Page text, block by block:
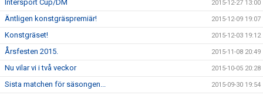
Intersport Cup/DM 2015-12-27 13:00
Äntligen konstgräspremiär! 2015-12-09 19:07
Konstgräset! 2015-12-03 19:12
Årsfesten 2015. 2015-11-08 20:49
Nu vilar vi i två veckor 2015-10-05 20:28
Sista matchen för säsongen... 2015-09-30 19:54